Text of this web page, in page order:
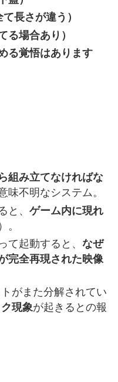
長さが違う）
る場合あり）
る覚悟はあります
組み立てなければな
味不明なシステム。
と、 ゲーム内に現れ
。
て起動すると、 なぜ
完全再現された映像
がまた分解されてい
現象が起きるとの報